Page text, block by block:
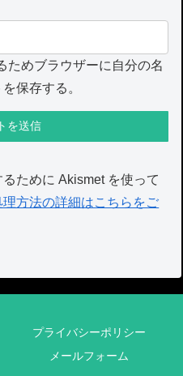
ためブラウザーに自分の名
保存する。
ために Akismet を使って
方法の詳細はこちらをご
プライバシーポリシー
メールフォーム